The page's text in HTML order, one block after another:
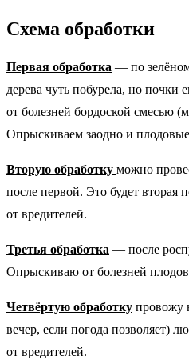
Схема обработки
Первая обработка — по
дерева чуть побурела, но
от болезней бордоской смесью
Опрыскиваем заодно и
Вторую обработку можно
после первой. Это будет вторая
от вредителей.
Третья обработка — после
Опрыскиваю от болезней
Четвёртую обработку провожу
вечер, если погода позволяет)
от вредителей.